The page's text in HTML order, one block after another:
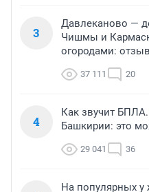
3
Давлеканово —
Чишмы и
огородами:
37 111 20
4
Как звучит
Башкирии: это
29 041 36
На популярных у